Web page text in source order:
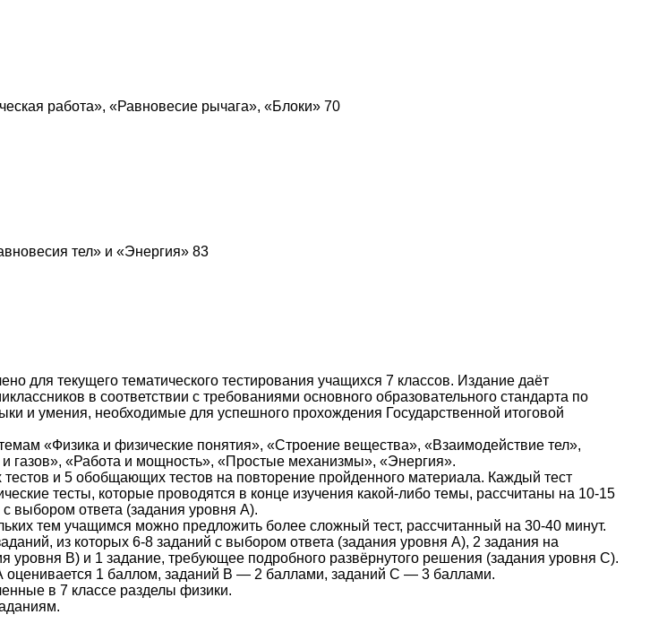
работа», «Равновесие рычага», «Блоки» 70
тел» и «Энергия» 83
для текущего тематического тестирования учащихся 7 классов. Издание даёт
в соответствии с требованиями основного образовательного стандарта по
и умения, необходимые для успешного прохождения Государственной итоговой
«Физика и физические понятия», «Строение вещества», «Взаимодействие тел»,
газов», «Работа и мощность», «Простые механизмы», «Энергия».
тестов и 5 обобщающих тестов на повторение пройденного материала. Каждый тест
тесты, которые проводятся в конце изучения какой-либо темы, рассчитаны на 10-15
выбором ответа (задания уровня А).
тем учащимся можно предложить более сложный тест, рассчитанный на 30-40 минут.
из которых 6-8 заданий с выбором ответа (задания уровня А), 2 задания на
уровня В) и 1 задание, требующее подробного развёрнутого решения (задания уровня С).
оценивается 1 баллом, заданий В — 2 баллами, заданий С — 3 баллами.
в 7 классе разделы физики.